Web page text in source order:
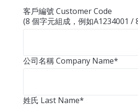
客戶編號 Customer Code
(8 個字元組成，例如A1234001 /
公司名稱 Company Name*
姓氏 Last Name*